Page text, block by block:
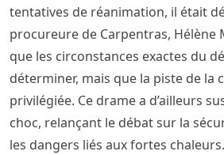
tentatives de réanimation, il était
procureure de Carpentras, Hélène
que les circonstances exactes du
déterminer, mais que la piste de la
privilégiée. Ce drame a d’ailleurs
choc, relançant le débat sur la
les dangers liés aux fortes chaleurs.